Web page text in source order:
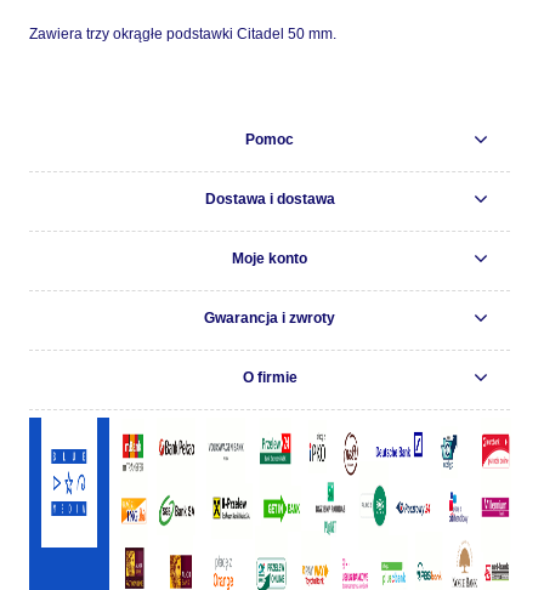
Zawiera trzy okrągłe podstawki Citadel 50 mm.
Pomoc
Dostawa i dostawa
Moje konto
Gwarancja i zwroty
O firmie